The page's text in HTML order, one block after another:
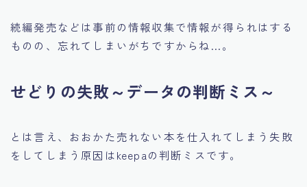
続編発売などは事前の情報収集で情報が得られはする
ものの、忘れてしまいがちですからね…。
せどりの失敗～データの判断ミス～
とは言え、おおかた売れない本を仕入れてしまう失敗
をしてしまう原因はkeepaの判断ミスです。